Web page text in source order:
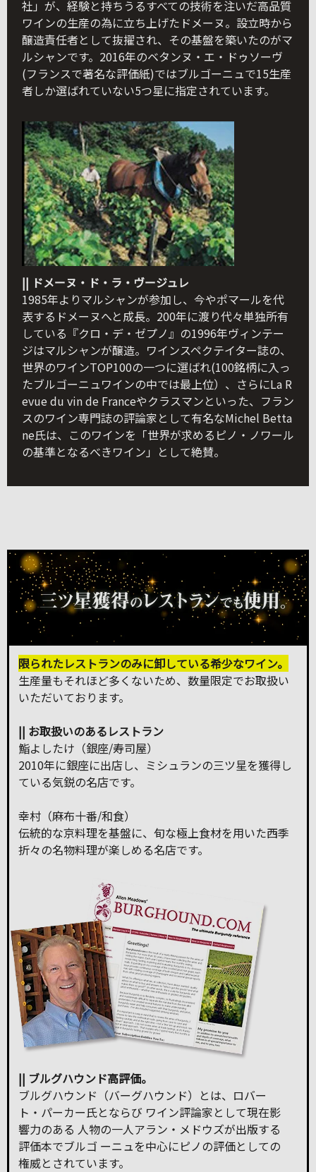
社」が、経験と持ちうるすべての技術を注いだ高品質
ワインの生産の為に立ち上げたドメーヌ。設立時から
醸造責任者として抜擢され、その基盤を築いたのがマ
ルシャンです。2016年のベタンヌ・エ・ドゥソーヴ
(フランスで著名な評価紙)ではブルゴーニュで15生産
者しか選ばれていない5つ星に指定されています。
|| ドメーヌ・ド・ラ・ヴージュレ
1985年よりマルシャンが参加し、今やポマールを代
表するドメーヌへと成長。200年に渡り代々単独所有
している『クロ・デ・ゼプノ』の1996年ヴィンテー
ジはマルシャンが醸造。ワインスペクテイター誌の、
世界のワインTOP100の一つに選ばれ(100銘柄に入っ
たブルゴーニュワインの中では最上位）、さらにLa R
evue du vin de Franceやクラスマンといった、フラン
スのワイン専門誌の評論家として有名なMichel Betta
ne氏は、このワインを「世界が求めるピノ・ノワール
の基準となるべきワイン」として絶賛。
限られたレストランのみに卸している希少なワイン。
生産量もそれほど多くないため、数量限定でお取扱い
いただいております。
|| お取扱いのあるレストラン
鮨よしたけ（銀座/寿司屋）
2010年に銀座に出店し、ミシュランの三ツ星を獲得し
ている気鋭の名店です。
幸村（麻布十番/和食）
伝統的な京料理を基盤に、旬な極上食材を用いた西季
折々の名物料理が楽しめる名店です。
|| ブルグハウンド高評価。
ブルグハウンド（バーグハウンド）とは、ロバー
ト・パーカー氏とならび ワイン評論家として現在影
響力のある 人物の一人アラン・メドウズが出版する
評価本でブルゴ ーニュを中心にピノの評価としての
権威とされています。